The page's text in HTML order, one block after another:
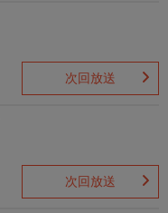
次回放送
次回放送